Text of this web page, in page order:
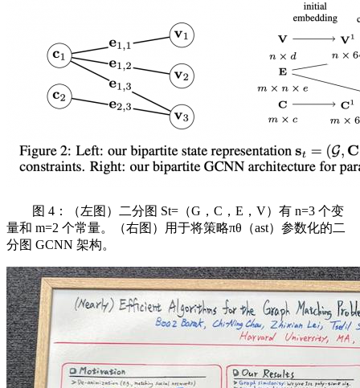
图 4：（左图）二分图 St=（G，C，E，V）有 n=3 个变
量和 m=2 个常量。（右图）用于将策略πθ（ast）参数化的二
分图 GCNN 架构。